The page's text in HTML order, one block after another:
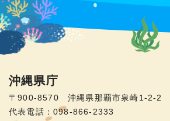
沖縄県庁
〒900-8570 沖縄県那覇市泉崎1-2-2
代表電話：098-866-2333